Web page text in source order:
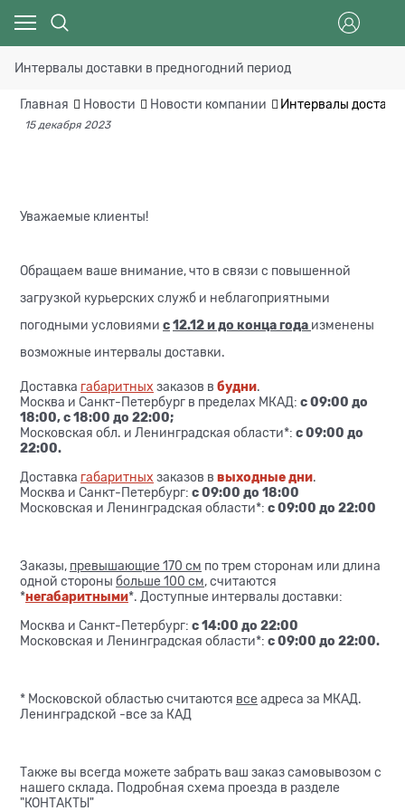
Интервалы доставки в предногодний период
Главная Новости Новости компании Интервалы
15 декабря 2023
Уважаемые клиенты!
Обращаем ваше внимание, что в связи с повышенной
загрузкой курьерских служб и неблагоприятными
погодными условиями с12.12 и до конца года изменены
возможные интервалы доставки.
Доставка габаритных заказов в будни.
Москва и Санкт-Петербург в пределах МКАД: с 09:00 до
18:00, с 18:00 до 22:00;
Московская обл. и Ленинградская области*: с 09:00 до
22:00.
Доставка габаритных заказов в выходные дни.
Москва и Санкт-Петербург: с 09:00 до 18:00
Московская и Ленинградская области*: с 09:00 до 22:00
Заказы, превышающие 170 см по трем сторонам или длина
одной стороны больше 100 см, считаются
*негабаритными*. Доступные интервалы доставки:
Москва и Санкт-Петербург: с 14:00 до 22:00
Московская и Ленинградская области*: с 09:00 до 22:00.
* Московской областью считаются всеадреса за МКАД.
Ленинградской -все за КАД
Также вы всегда можете забрать ваш заказ самовывозом с
нашего склада. Подробная схема проезда в разделе
"КОНТАКТЫ"